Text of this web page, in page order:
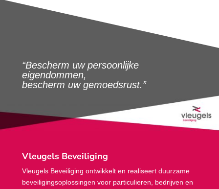
“Bescherm uw persoonlijke
eigendommen,
bescherm uw gemoedsrust.”
Vleugels Beveiliging
Vleugels Beveiliging ontwikkelt en realiseert duurzame
beveiligings­oplossingen voor particulieren, bedrijven en